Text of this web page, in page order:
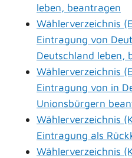
leben, beantragen
Wählerverzeichnis
Eintragung von
Deutschland leben,
Wählerverzeichnis
Eintragung von in
Unionsbürgern
Wählerverzeichnis
Eintragung als
Wählerverzeichnis